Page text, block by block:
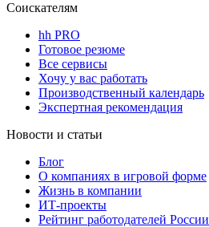
Соискателям
hh PRO
Готовое резюме
Все сервисы
Хочу у вас работать
Производственный календарь
Экспертная рекомендация
Новости и статьи
Блог
О компаниях в игровой форме
Жизнь в компании
ИТ-проекты
Рейтинг работодателей России